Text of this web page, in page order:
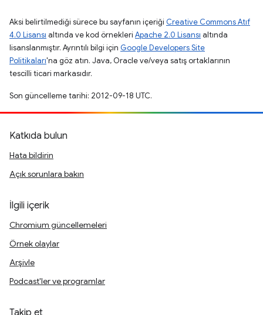
Aksi belirtilmediği sürece bu sayfanın içeriği Creative Commons Atıf
4.0 Lisansı altında ve kod örnekleri Apache 2.0 Lisansı altında
lisanslanmıştır. Ayrıntılı bilgi için Google Developers Site
Politikaları'na göz atın. Java, Oracle ve/veya satış ortaklarının
tescilli ticari markasıdır.
Son güncelleme tarihi: 2012-09-18 UTC.
Katkıda bulun
Hata bildirin
Açık sorunlara bakın
İlgili içerik
Chromium güncellemeleri
Örnek olaylar
Arşivle
Podcast'ler ve programlar
Takip et